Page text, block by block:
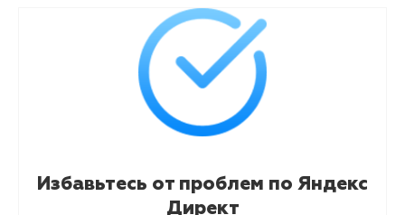
Избавьтесь от проблем по Яндекс
Директ